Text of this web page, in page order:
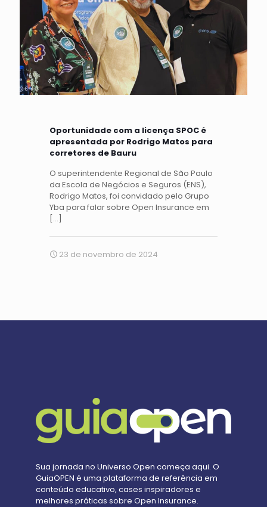
Oportunidade com a licença SPOC é
apresentada por Rodrigo Matos para
corretores de Bauru
O superintendente Regional de São Paulo
da Escola de Negócios e Seguros (ENS),
Rodrigo Matos, foi convidado pelo Grupo
Yba para falar sobre Open Insurance em
[…]
23 de novembro de 2024
Sua jornada no Universo Open começa aqui. O
GuiaOPEN é uma plataforma de referência em
conteúdo educativo, cases inspiradores e
melhores práticas sobre Open Insurance.